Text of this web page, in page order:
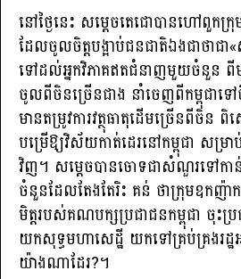
នៅថ្ងៃនេះ សម្តេចតេជោបានហៅពួ
ដែលចូលចិត្តបង្អាប់ជនជាតិឯងជាថាជា«
ទៅដល់អ្នកវិភាគឥតជំនាញមួយចំនួន ពី
ចូលពីចិនច្រើនជាង នាំចេញពីកម្ពុជាទ
មានតម្រូវការវត្ថុធាតុដើមច្រើនពីចិ
បម្រើឱ្យវិស័យកាត់ដេរនៅកម្ពុជា សម្
វិញ។ សម្តេចបានចោទជាសំណួរទៅក
ចំនួនដែលតែងតែរិះ គន់ ថាក្រុមឧកញ៉ាកម្
មិត្តរបស់គណបក្សប្រជាជនកម្ពុជា ចុះ
យកសុទ្ធមហាសេដ្ឋី យកទៅគ្រប់គ្រងរដ្ឋ
យ៉ាងណាដែរ?។